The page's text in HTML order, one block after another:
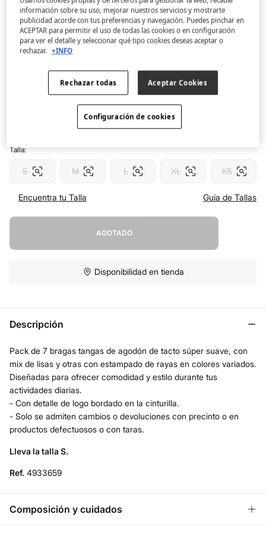
Women'secret
Pack 7 tangas algodón soft logo
4.6 (96)
Ahorras 24,00 € 80
estampado
Talla:
S M L XL XS
Encuentra tu Talla Guía de Tallas
AGOTADO
Disponibilidad en tienda
Descripción
Pack de 7 bragas tangas de agodón de tacto súper suave, con
mix de lisas y otras con estampado de rayas en colores variados.
Diseñadas para ofrecer comodidad y estilo durante tus
actividades diarias.
- Con detalle de logo bordado en la cinturilla.
- Solo se admiten cambios o devoluciones con precinto o en
productos defectuosos o con taras.
Lleva la talla S.
Ref. 4933659
Composición y cuidados
información sobre su uso, mejorar nuestros servicios y mostrarte
publicidad acorde con tus preferencias y navegación. Puedes pinchar en
ACEPTAR para permitir el uso de todas las cookies o en configuración
para ver el detalle y seleccionar qué tipo cookies deseas aceptar o
rechazar. +INFO
Rechazar todas Aceptar Cookies
Configuración de cookies